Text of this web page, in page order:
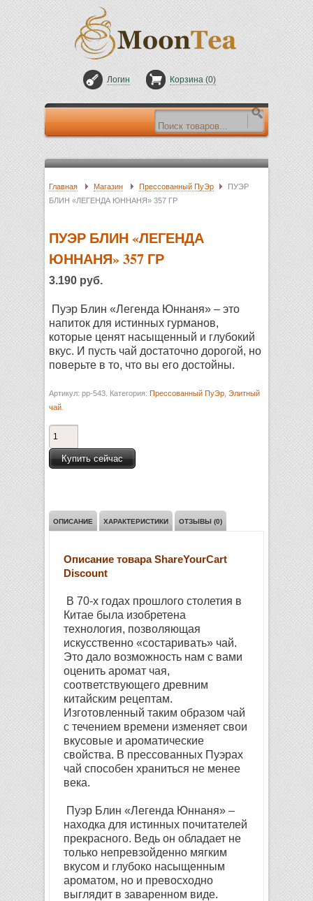
Логин Корзина (0)
Главная Магазин Прессованный ПуЭр
ПУЭР
БЛИН «ЛЕГЕНДА ЮННАНЯ» 357 ГР
ПУЭР БЛИН «ЛЕГЕНДА
ЮННАНЯ» 357 ГР
3.190 руб.
Пуэр Блин «Легенда Юннаня» – это
напиток для истинных гурманов,
которые ценят насыщенный и глубокий
вкус. И пусть чай достаточно дорогой, но
поверьте в то, что вы его достойны.
Артикул: pp-543. Категория:Прессованный ПуЭр ,Элитный
чай
Купить сейчас
ОПИСАНИЕ ХАРАКТЕРИСТИКИ ОТЗЫВЫ (0)
Описание товара ShareYourCart
Discount
В 70-х годах прошлого столетия в
Китае была изобретена
технология, позволяющая
искусственно «состаривать» чай.
Это дало возможность нам с вами
оценить аромат чая,
соответствующего древним
китайским рецептам.
Изготовленный таким образом чай
с течением времени изменяет свои
вкусовые и ароматические
свойства. В прессованных Пуэрах
чай способен храниться не менее
века.
Пуэр Блин «Легенда Юннаня» –
находка для истинных почитателей
прекрасного. Ведь он обладает не
только непревзойденно мягким
вкусом и глубоко насыщенным
ароматом, но и превосходно
выглядит в заваренном виде.